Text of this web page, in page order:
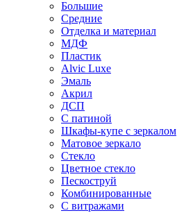
Большие
Средние
Отделка и материал
МДФ
Пластик
Alvic Luxe
Эмаль
Акрил
ДСП
С патиной
Шкафы-купе с зеркалом
Матовое зеркало
Стекло
Цветное стекло
Пескоструй
Комбинированные
С витражами